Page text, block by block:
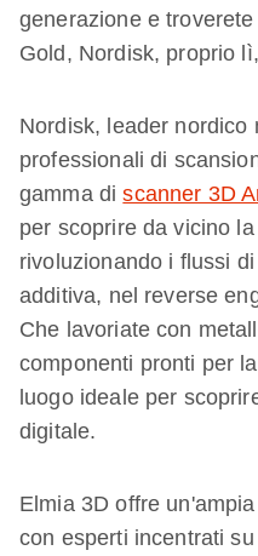
generazione e
Gold, Nordisk, proprio
Nordisk, leader nordico
professionali di
gamma discanner 3D
per scoprire da vicino
rivoluzionando i flussi
additiva, nel reverse
Che lavoriate con
componenti pronti per
luogo ideale per
digitale.
Elmia 3D offre
con esperti incentrati